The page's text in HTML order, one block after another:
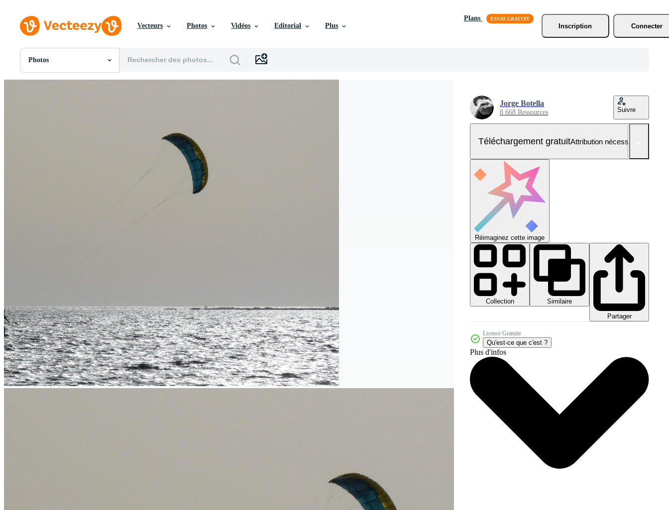
Vecteurs Photos Vidéos Editorial Plus
Plans
Inscription
Connecter
Photos
Toutes Images
Jorge Botella
8 668 Ressources Suivre
Téléchargement gratuitAttribution nécessaire
Réimaginez cette image
Collection
Similaire
Partager
Licence Gratuite
Qu'est-ce que c'est ?
Plus d'infos